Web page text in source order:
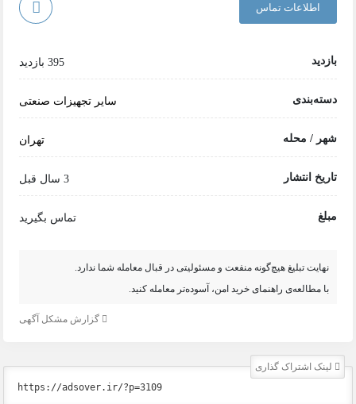
اطلاعات تماس
بازدید 395 بازدید
دسته‌بندی سایر تجهیزات صنعتی
شهر / محله تهران
تاریخ انتشار 3 سال قبل
مبلغ تماس بگیرید
نهایت تبلیغ هیچ‌گونه منفعت و مسئولیتی در قبال معامله شما ندارد.
با مطالعه‌ی راهنمای خرید امن، آسوده‌تر معامله کنید.
گزارش مشکل آگهی
لینک اشتراک گذاری